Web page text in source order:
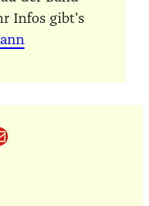
Infos gibt's